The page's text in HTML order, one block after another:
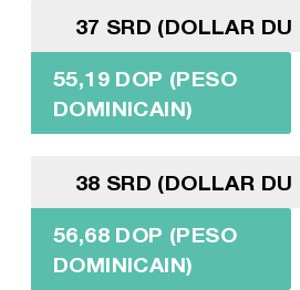
37 SRD (DOLLAR DU
55,19 DOP (PESO
DOMINICAIN)
38 SRD (DOLLAR DU
56,68 DOP (PESO
DOMINICAIN)